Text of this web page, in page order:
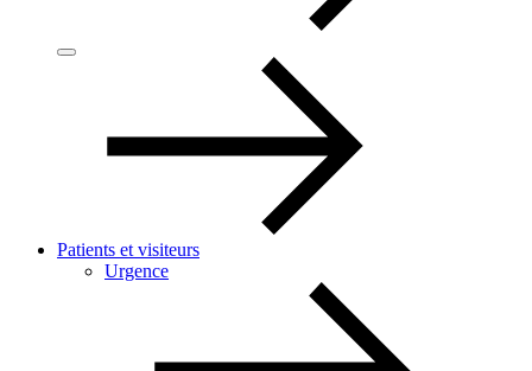
Patients et visiteurs
Urgence